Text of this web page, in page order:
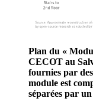
Plan du «
CECOT au
fournies par
module est
séparées par